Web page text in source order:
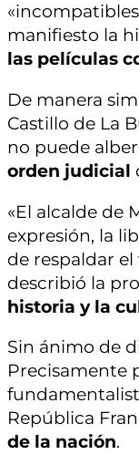
manifiesto la
las películas
De manera
Castillo de La
no puede
orden judicial
«El alcalde de
expresión, la
de respaldar
describió la
historia y la
Sin ánimo de
Precisamente
República
de la nación.